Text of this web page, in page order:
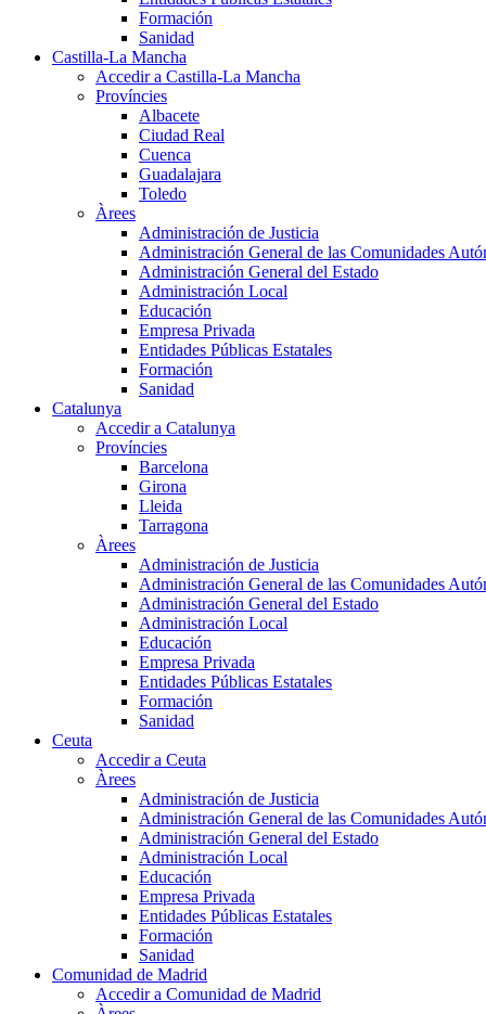
Formación
Sanidad
Castilla-La Mancha
Accedir a Castilla-La Mancha
Províncies
Albacete
Ciudad Real
Cuenca
Guadalajara
Toledo
Àrees
Administración de Justicia
Administración General de las Comunidades
Administración General del Estado
Administración Local
Educación
Empresa Privada
Entidades Públicas Estatales
Formación
Sanidad
Catalunya
Accedir a Catalunya
Províncies
Barcelona
Girona
Lleida
Tarragona
Àrees
Administración de Justicia
Administración General de las Comunidades
Administración General del Estado
Administración Local
Educación
Empresa Privada
Entidades Públicas Estatales
Formación
Sanidad
Ceuta
Accedir a Ceuta
Àrees
Administración de Justicia
Administración General de las Comunidades
Administración General del Estado
Administración Local
Educación
Empresa Privada
Entidades Públicas Estatales
Formación
Sanidad
Comunidad de Madrid
Accedir a Comunidad de Madrid